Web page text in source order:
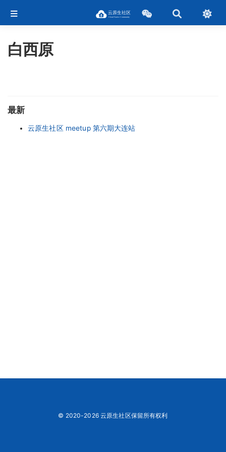
白西原
最新
云原生社区 meetup 第六期大连站
© 2020-2026 云原生社区保留所有权利